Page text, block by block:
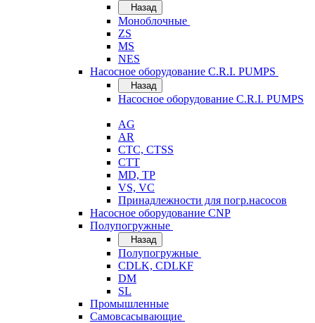
Назад
Моноблочные
ZS
MS
NES
Насосное оборудование C.R.I. PUMPS
Назад
Насосное оборудование C.R.I. PUMPS
AG
AR
CTC, CTSS
CTT
MD, TP
VS, VC
Принадлежности для погр.насосов
Насосное оборудование CNP
Полупогружные
Назад
Полупогружные
CDLK, CDLKF
DM
SL
Промышленные
Самовсасывающие